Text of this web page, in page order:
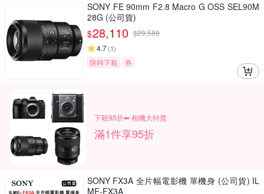
SONY FE 90mm F2.8 Macro G OSS SEL90M
28G (公司貨)
$28,110 $29,589
4.7(1)
限時下殺 券
下殺95折⬅︎ 相機大特賣
滿1件享95折
SONY FX3A 全片幅電影機 單機身 (公司貨) IL
ME-FX3A